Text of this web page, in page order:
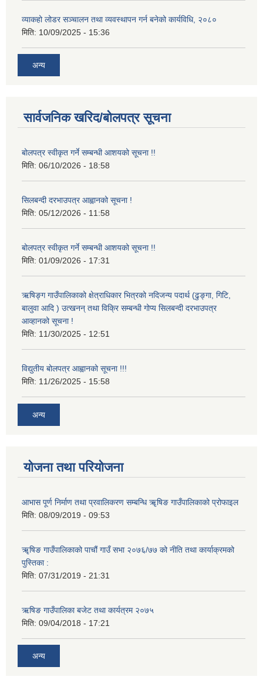
व्याकहो लोडर सञ्चालन तथा व्यवस्थापन गर्न बनेको कार्यविधि, २०८०
मिति: 10/09/2025 - 15:36
अन्य
सार्वजनिक खरिद/बोलपत्र सूचना
बोलपत्र स्वीकृत गर्ने सम्बन्धी आशयको सूचना !!
मिति: 06/10/2026 - 18:58
सिलबन्दी दरभाउपत्र आह्वानको सूचना !
मिति: 05/12/2026 - 11:58
बोलपत्र स्वीकृत गर्ने सम्बन्धी आशयको सूचना !!
मिति: 01/09/2026 - 17:31
ऋषिङ्ग गाउँपालिकाको क्षेत्राधिकार भित्रको नदिजन्य पदार्थ (ढुङ्गा, गिटि,
बालुवा आदि ) उत्खनन् तथा विक्रि सम्बन्धी गोप्य सिलबन्दी दरभाउपत्र
आव्हानको सूचना !
मिति: 11/30/2025 - 12:51
विद्युतीय बोलपत्र आह्वानको सूचना !!!
मिति: 11/26/2025 - 15:58
अन्य
योजना तथा परियोजना
आभास पूर्ण निर्माण तथा प्रवालिकरण सम्बन्धि ॠषिङ गाउँपालिकाको प्रोफाइल
मिति: 08/09/2019 - 09:53
ॠषिङ गाउँपालिकाको पाचौं गाउँ सभा २०७६/७७ को नीति तथा कार्याक्रमको
पुस्तिका :
मिति: 07/31/2019 - 21:31
ऋषिङ गाउँपालिका बजेट तथा कार्यत्रम २०७५
मिति: 09/04/2018 - 17:21
अन्य